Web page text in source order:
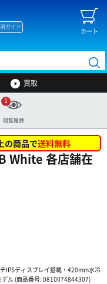
カート
ガイド
買取
閲覧履歴
1
の商品で送料無料
White 各店舗在
IPSディスプレイ搭載・420mm水冷
デル (商品番号: 0810074844307)